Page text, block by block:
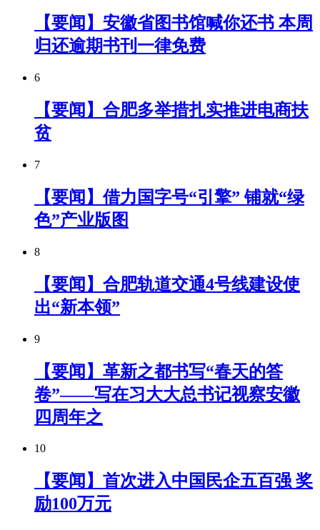
【要闻】安徽省图书馆喊你还书 本周
归还逾期书刊一律免费
6
【要闻】合肥多举措扎实推进电商扶
贫
7
【要闻】借力国字号“引擎” 铺就“绿
色”产业版图
8
【要闻】合肥轨道交通4号线建设使
出“新本领”
9
【要闻】革新之都书写“春天的答
卷”——写在习大大总书记视察安徽
四周年之
10
【要闻】首次进入中国民企五百强 奖
励100万元